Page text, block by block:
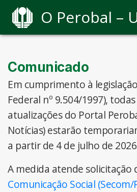
O Perobal –
Comunicado
Em cumprimento à
Federal nº 9.504/1997),
atualizações do Portal
Notícias) estarão
a partir de 4 de julho de
A medida atende solicitação
Comunicação Social (Secom/